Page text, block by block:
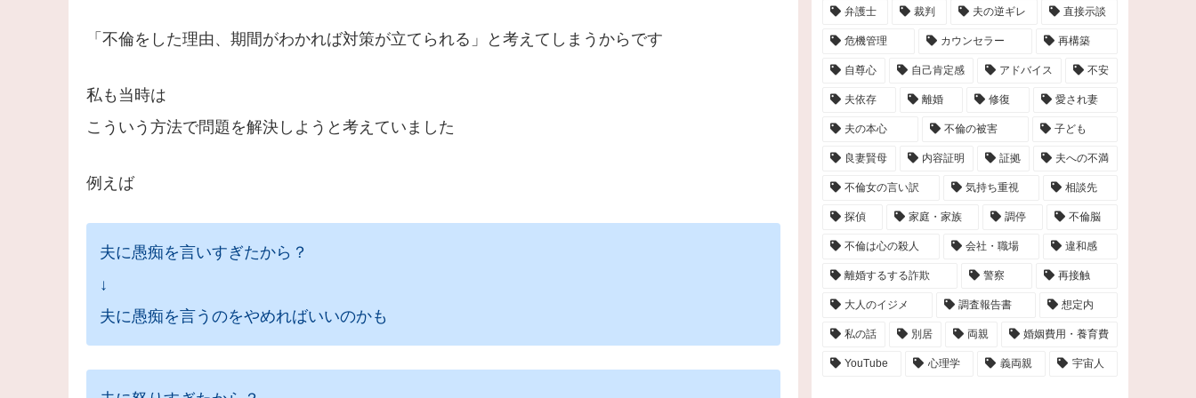
「不倫をした理由、期間がわかれば対策が立てられる」と考えてしまうからです
私も当時は
こういう方法で問題を解決しようと考えていました
例えば
夫に愚痴を言いすぎたから？
↓
夫に愚痴を言うのをやめればいいのかも
弁護士 裁判 夫の逆ギレ 直接示談
危機管理 カウンセラー 再構築
自尊心 自己肯定感 アドバイス 不安
夫依存 離婚 修復 愛され妻
夫の本心 不倫の被害 子ども
良妻賢母 内容証明 証拠 夫への不満
不倫女の言い訳 気持ち重視 相談先
探偵 家庭・家族 調停 不倫脳
不倫は心の殺人 会社・職場 違和感
離婚するする詐欺 警察 再接触
大人のイジメ 調査報告書 想定内
私の話 別居 両親 婚姻費用・養育費
YouTube 心理学 義両親 宇宙人